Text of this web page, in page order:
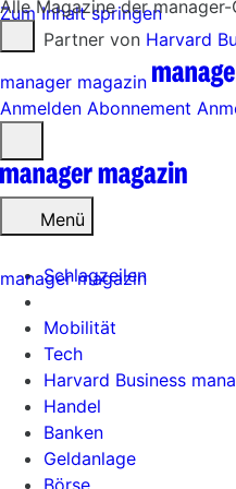
Zum Inhalt springen
Partner von Harvard
manager magazin
Anmelden Abonnement
öffnen
Menü
Schlagzeilen
Mobilität
Tech
Harvard Business
Handel
Banken
Geldanlage
Börse
Alle Magazine der manager-
manager magazin